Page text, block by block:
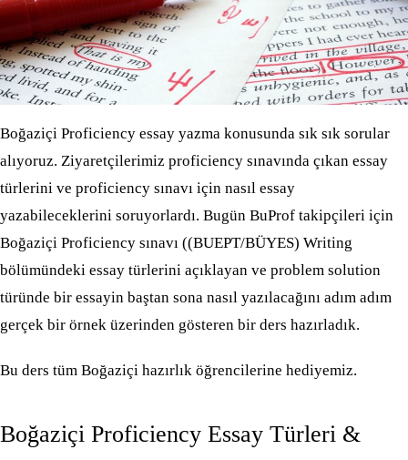
Boğaziçi Proficiency essay yazma konusunda sık sık sorular
alıyoruz. Ziyaretçilerimiz proficiency sınavında çıkan essay
türlerini ve proficiency sınavı için nasıl essay
yazabileceklerini soruyorlardı. Bugün BuProf takipçileri için
Boğaziçi Proficiency sınavı ((BUEPT/BÜYES) Writing
bölümündeki essay türlerini açıklayan ve problem solution
türünde bir essayin baştan sona nasıl yazılacağını adım adım
gerçek bir örnek üzerinden gösteren bir ders hazırladık.
Bu ders tüm Boğaziçi hazırlık öğrencilerine hediyemiz.
Boğaziçi Proficiency Essay Türleri &